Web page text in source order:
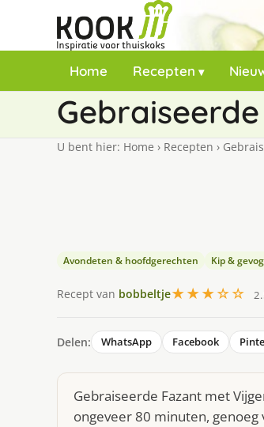
Home Recepten
U bent hier: Home › Recepten ›
Avondeten & hoofdgerechten Kip &
Recept van bobbeltje★★★☆☆
Delen: WhatsApp Facebook
Gebraiseerde Fazant met
ongeveer 80 minuten,